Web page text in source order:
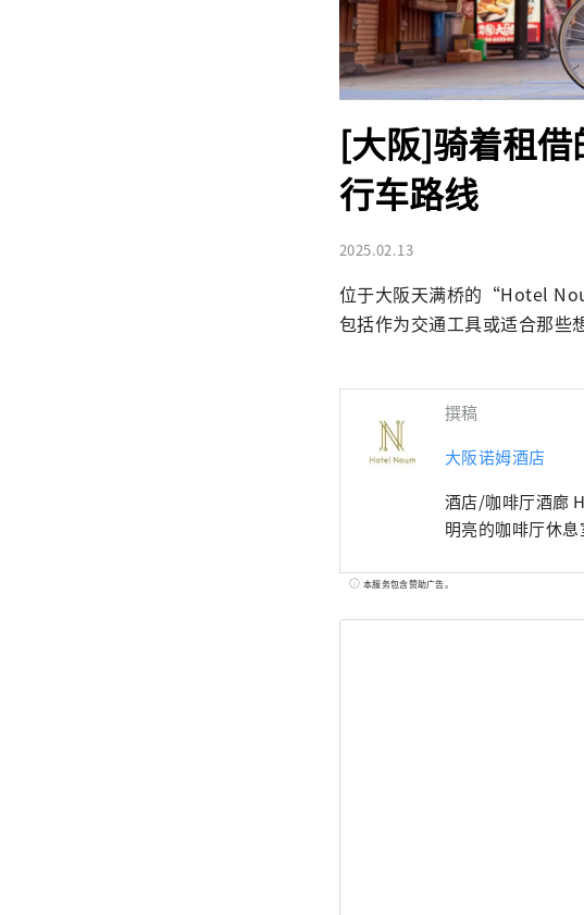
[大阪]骑着租
行车路线
2025.02.13
位于大阪天满桥的“Hotel
包括作为交通工具或适合那些
撰稿
大阪诺姆酒店
酒店/咖啡厅酒廊
本服务包含赞助广告。